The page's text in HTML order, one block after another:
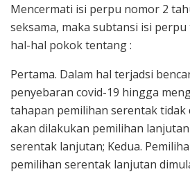
Mencermati isi perpu nomor 2
seksama, maka subtansi isi
hal-hal pokok tentang :
Pertama. Dalam hal terjadsi
penyebaran covid-19 hingga
tahapan pemilihan serentak tidak
akan dilakukan pemilihan
serentak lanjutan; Kedua.
pemilihan serentak lanjutan